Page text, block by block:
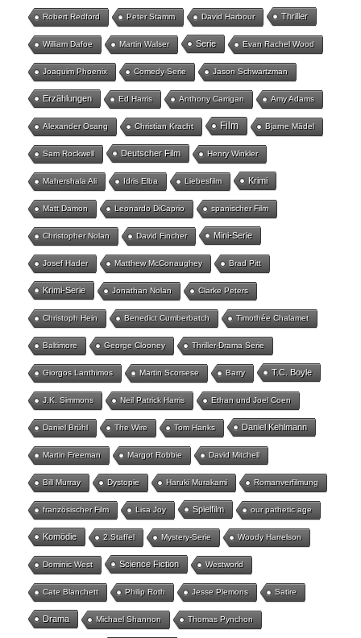
Robert Redford Peter Stamm David Harbour Thriller
William Dafoe Martin Walser Serie Evan Rachel Wood
Joaquim Phoenix Comedy-Serie Jason Schwartzman
Erzählungen Ed Harris Anthony Carrigan Amy Adams
Alexander Osang Christian Kracht Film Bjarne Mädel
Sam Rockwell Deutscher Film Henry Winkler
Mahershala Ali Idris Elba Liebesfilm Krimi
Matt Damon Leonardo DiCaprio spanischer Film
Christopher Nolan David Fincher Mini-Serie
Josef Hader Matthew McConaughey Brad Pitt
Krimi-Serie Jonathan Nolan Clarke Peters
Christoph Hein Benedict Cumberbatch Timothée Chalamet
Baltimore George Clooney Thriller-Drama Serie
Giorgos Lanthimos Martin Scorsese Barry T.C. Boyle
J.K. Simmons Neil Patrick Harris Ethan und Joel Coen
Daniel Brühl The Wire Tom Hanks Daniel Kehlmann
Martin Freeman Margot Robbie David Mitchell
Bill Murray Dystopie Haruki Murakami Romanverfilmung
französischer Film Lisa Joy Spielfilm our pathetic age
Komödie 2.Staffel Mystery-Serie Woody Harrelson
Dominic West Science Fiction Westworld
Cate Blanchett Philip Roth Jesse Plemons Satire
Drama Michael Shannon Thomas Pynchon